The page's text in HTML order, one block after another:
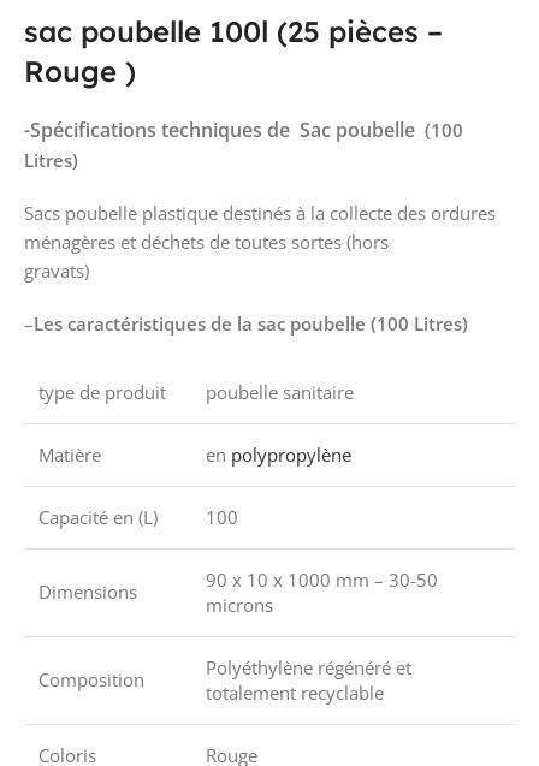
sac poubelle 100l (25 pièces –
Rouge )
-Spécifications techniques de Sac poubelle (100
Litres)
Sacs poubelle plastique destinés à la collecte des ordures
ménagères et déchets de toutes sortes (hors
gravats)
–Les caractéristiques de la sac poubelle (100 Litres)
type de produit poubelle sanitaire
Matière en polypropylène
Capacité en (L) 100
Dimensions
90 x 10 x 1000 mm – 30-50
microns
Composition
Polyéthylène régénéré et
totalement recyclable
Coloris Rouge